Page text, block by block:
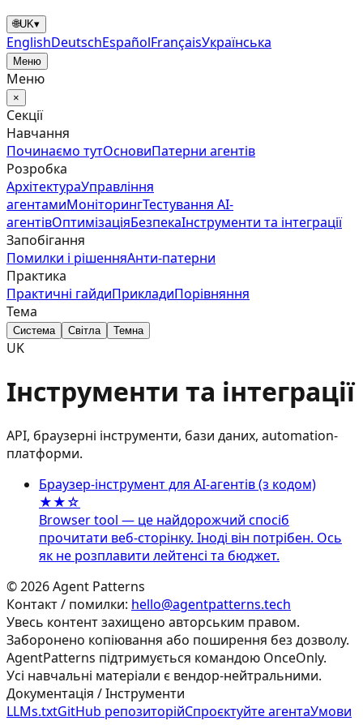
🌐UK▾
EnglishDeutschEspañolFrançaisУкраїнська
Меню
Меню
×
Секції
Навчання
Починаємо тутОсновиПатерни агентів
Розробка
АрхітектураУправління
агентамиМоніторингТестування AI-
агентівОптимізаціяБезпекаІнструменти та інтеграції
Запобігання
Помилки і рішенняАнти‑патерни
Практика
Практичні гайдиПрикладиПорівняння
Тема
Система Світла Темна
UK
Інструменти та інтеграції
API, браузерні інструменти, бази даних, automation-
платформи.
Браузер‑інструмент для AI‑агентів (з кодом)
★★☆
Browser tool — це найдорожчий спосіб
прочитати веб‑сторінку. Іноді він потрібен. Ось
як не розплавити лейтенсі та бюджет.
©2026Agent Patterns
Контакт / помилки: hello@agentpatterns.tech
Увесь контент захищено авторським правом.
Заборонено копіювання або поширення без дозволу.
AgentPatterns підтримується командою OnceOnly.
Усі навчальні матеріали є вендор-нейтральними.
Документація / Інструменти
LLMs.txtGitHub репозиторійСпроєктуйте агентаУмови